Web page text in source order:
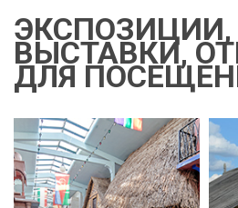
ЭКСПОЗИЦИИ,
ВЫСТАВКИ,
ДЛЯ